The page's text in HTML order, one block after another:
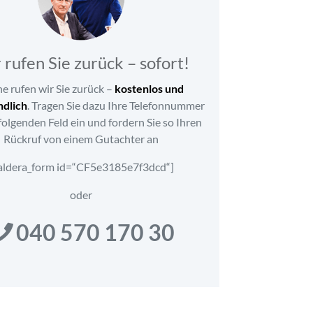
Sie zurück – sofort!
rufen wir Sie zurück – kostenlos und
. Tragen Sie dazu Ihre Telefonnummer
Feld ein und fordern Sie so Ihren
Rückruf von einem Gutachter an
id=“CF5e3185e7f3dcd“]
oder
040 570 170 30